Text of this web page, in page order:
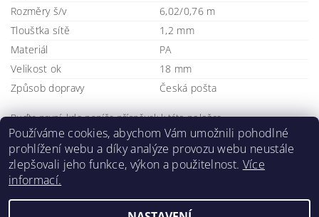
Rozměry š/v
6,02/0,76 m
Tloušťka sítě
1,2 mm
Materiál
PA
Velikost ok
18 mm
Způsob dopravy
Česká pošta
Buďte první, kdo napíše příspěvek k této položce.
Přidat komentář
Používáme cookies, abychom Vám umožnili pohodlné
prohlížení webu a díky analýze provozu webu neustále
zlepšovali jeho funkce, výkon a použitelnost. Více
informací.